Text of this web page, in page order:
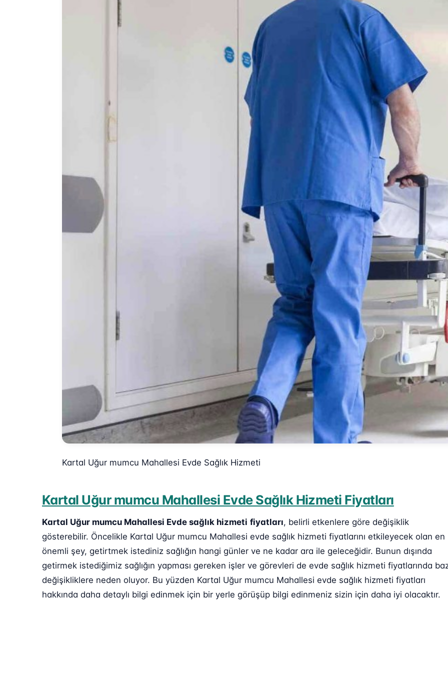
Kartal Uğur mumcu Mahallesi Evde Sağlık Hizmeti
Kartal Uğur mumcu Mahallesi Evde Sağlık Hizmeti Fiyatları
Kartal Uğur mumcu Mahallesi Evde sağlık hizmeti fiyatları, belirli etkenlere göre değişiklik
gösterebilir. Öncelikle Kartal Uğur mumcu Mahallesi evde sağlık hizmeti fiyatlarını etkileyecek olan en
önemli şey, getirtmek istediniz sağlığın hangi günler ve ne kadar ara ile geleceğidir. Bunun dışında
getirmek istediğimiz sağlığın yapması gereken işler ve görevleri de evde sağlık hizmeti fiyatlarında
değişikliklere neden oluyor. Bu yüzden Kartal Uğur mumcu Mahallesi evde sağlık hizmeti fiyatları
hakkında daha detaylı bilgi edinmek için bir yerle görüşüp bilgi edinmeniz sizin için daha iyi olacaktır.